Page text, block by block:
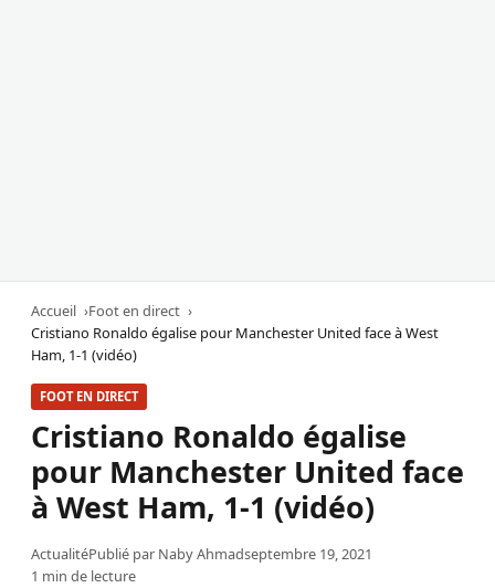
Accueil
Foot en direct
Cristiano Ronaldo égalise pour Manchester United face à West
Ham, 1-1 (vidéo)
FOOT EN DIRECT
Cristiano Ronaldo égalise
pour Manchester United face
à West Ham, 1-1 (vidéo)
ActualitéPublié par Naby Ahmadseptembre 19, 2021
1 min de lecture